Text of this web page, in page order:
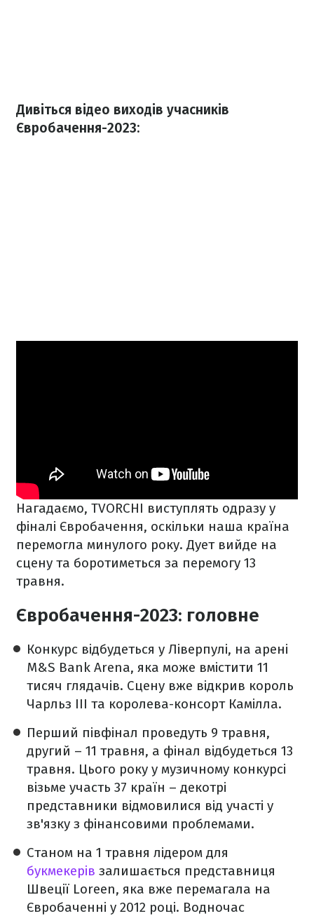
Дивіться відео виходів учасників
Євробачення-2023:
Нагадаємо, TVORCHI виступлять одразу у
фіналі Євробачення, оскільки наша країна
перемогла минулого року. Дует вийде на
сцену та боротиметься за перемогу 13
травня.
Євробачення-2023: головне
Конкурс відбудеться у Ліверпулі, на арені
M&S Bank Arena, яка може вмістити 11
тисяч глядачів. Сцену вже відкрив король
Чарльз III та королева-консорт Камілла.
Перший півфінал проведуть 9 травня,
другий – 11 травня, а фінал відбудеться 13
травня. Цього року у музичному конкурсі
візьме участь 37 країн – декотрі
представники відмовилися від участі у
зв'язку з фінансовими проблемами.
Станом на 1 травня лідером для
букмекерів залишається представниця
Швеції Loreen, яка вже перемагала на
Євробаченні у 2012 році. Водночас